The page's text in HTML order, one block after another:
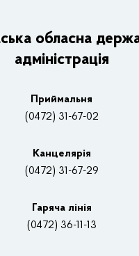
Керівництво адміністрації
та нормативно-правові
Нагороди
Контакти
Відеотрансляції
обласна
адміністрація
Приймальня
(0472) 31-67-02
Канцелярiя
(0472) 31-67-29
Гаряча лінія
(0472) 36-11-13